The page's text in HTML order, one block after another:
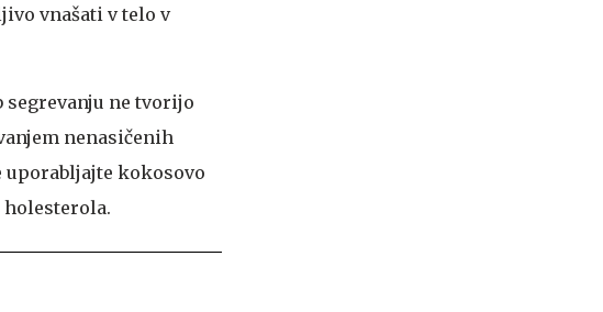
vnašati v telo v
segrevanju ne tvorijo
nenasičenih
uporabljajte kokosovo